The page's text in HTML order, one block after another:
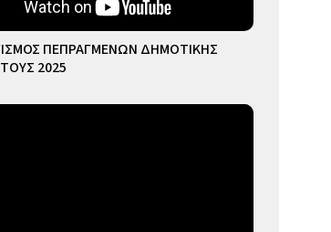
ΠΕΠΡΑΓΜΕΝΩΝ ΔΗΜΟΤΙΚΗΣ
2025